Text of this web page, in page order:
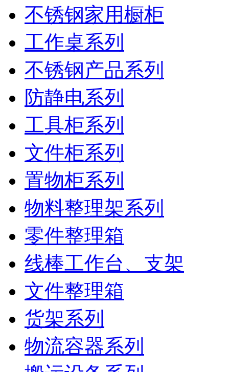
不锈钢家用橱柜
工作桌系列
不锈钢产品系列
防静电系列
工具柜系列
文件柜系列
置物柜系列
物料整理架系列
零件整理箱
线棒工作台、支架
文件整理箱
货架系列
物流容器系列